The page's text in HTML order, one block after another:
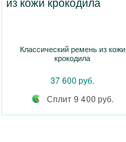
Классический ремень из кожи
крокодила
37 600 руб.
Сплит 9 400 руб.